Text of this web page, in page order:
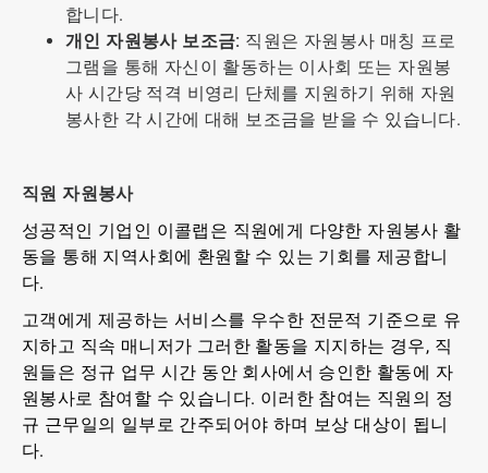
합니다.
개인 자원봉사 보조금: 직원은 자원봉사 매칭 프로
그램을 통해 자신이 활동하는 이사회 또는 자원봉
사 시간당 적격 비영리 단체를 지원하기 위해 자원
봉사한 각 시간에 대해 보조금을 받을 수 있습니다.
직원 자원봉사
성공적인 기업인 이콜랩은 직원에게 다양한 자원봉사 활
동을 통해 지역사회에 환원할 수 있는 기회를 제공합니
다.
고객에게 제공하는 서비스를 우수한 전문적 기준으로 유
지하고 직속 매니저가 그러한 활동을 지지하는 경우, 직
원들은 정규 업무 시간 동안 회사에서 승인한 활동에 자
원봉사로 참여할 수 있습니다. 이러한 참여는 직원의 정
규 근무일의 일부로 간주되어야 하며 보상 대상이 됩니
다.